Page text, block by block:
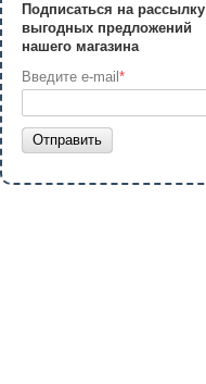
Подписаться на рассылку
выгодных предложений
нашего магазина
Введите e-mail *
Отправить